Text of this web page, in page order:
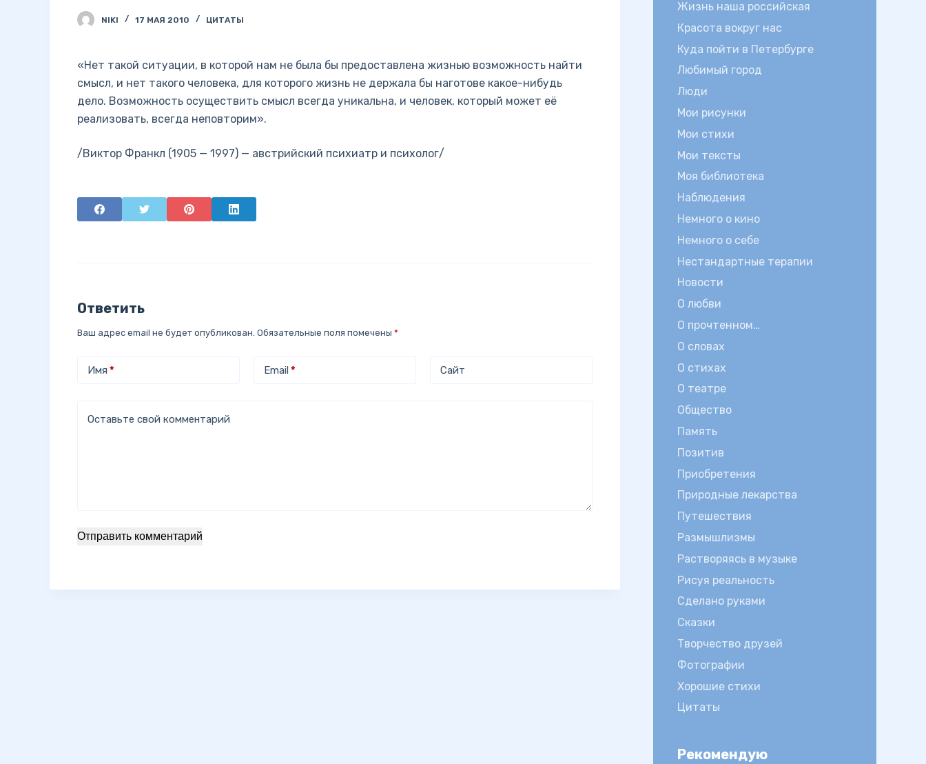
NIKI 17 МАЯ 2010 ЦИТАТЫ
«Нет такой ситуации, в которой нам не была бы предоставлена жизнью возможность найти
смысл, и нет такого человека, для которого жизнь не держала бы наготове какое-нибудь
дело. Возможность осуществить смысл всегда уникальна, и человек, который может её
реализовать, всегда неповторим».
/Виктор Франкл (1905 — 1997) — австрийский психиатр и психолог/
Ответить
Ваш адрес email не будет опубликован. Обязательные поля помечены *
Имя * Email* Сайт
Оставьте свой комментарий
Отправить комментарий
Жизнь наша российская
Красота вокруг нас
Куда пойти в Петербурге
Любимый город
Люди
Мои рисунки
Мои стихи
Мои тексты
Моя библиотека
Наблюдения
Немного о кино
Немного о себе
Нестандартные терапии
Новости
О любви
О прочтенном…
О словах
О стихах
О театре
Общество
Память
Позитив
Приобретения
Природные лекарства
Путешествия
Размышлизмы
Растворяясь в музыке
Рисуя реальность
Сделано руками
Сказки
Творчество друзей
Фотографии
Хорошие стихи
Цитаты
Рекомендую